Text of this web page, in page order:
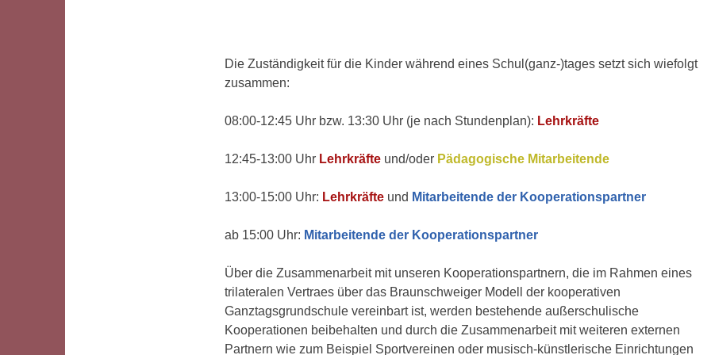
Die Zuständigkeit für die Kinder während eines Schul(ganz-)tages setzt sich wiefolgt
zusammen:
08:00-12:45 Uhr bzw. 13:30 Uhr (je nach Stundenplan): Lehrkräfte
12:45-13:00 Uhr Lehrkräfte und/oder Pädagogische Mitarbeitende
13:00-15:00 Uhr: Lehrkräfte und Mitarbeitende der Kooperationspartner
ab 15:00 Uhr: Mitarbeitende der Kooperationspartner
Über die Zusammenarbeit mit unseren Kooperationspartnern, die im Rahmen eines
trilateralen Vertraes über das Braunschweiger Modell der kooperativen
Ganztagsgrundschule vereinbart ist, werden bestehende außerschulische
Kooperationen beibehalten und durch die Zusammenarbeit mit weiteren externen
Partnern wie zum Beispiel Sportvereinen oder musisch-künstlerische Einrichtungen